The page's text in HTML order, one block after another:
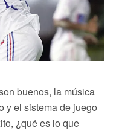
buenos, la música
y el sistema de juego
¿qué es lo que